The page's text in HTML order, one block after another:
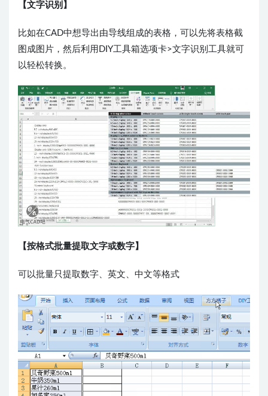
【文字识别】
比如在CAD中想导出由导线组成的表格，可以先将表格截
图成图片，然后利用DIY工具箱选项卡>文字识别工具就可
以轻松转换。
【按格式批量提取文字或数字】
可以批量只提取数字、英文、中文等格式